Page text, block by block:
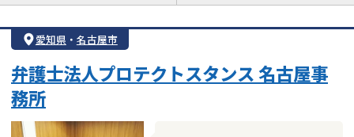
借金返済相談・交渉
自己破産
任意整理
個人再生
会社破産・法人破産
住宅ローン
消費者金融・サラ金
カードローン
愛知県 ・ 名古屋市
弁護士法人プロテクトスタンス 名古屋事
務所